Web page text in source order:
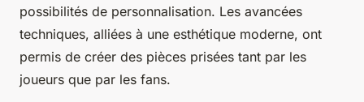
possibilités de personnalisation. Les avancées
techniques, alliées à une esthétique moderne, ont
permis de créer des pièces prisées tant par les
joueurs que par les fans.